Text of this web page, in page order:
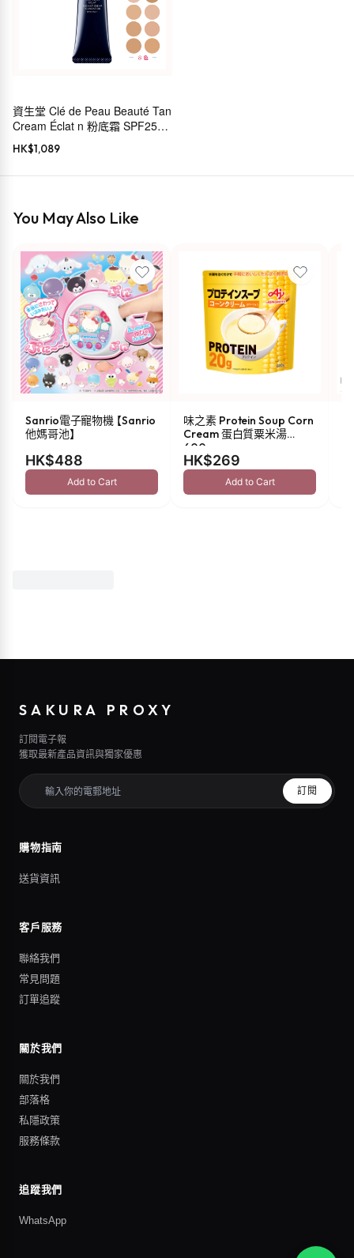
資生堂 Clé de Peau Beauté Tan
Cream Éclat n 粉底霜 SPF25
PA++
HK$1,089
You May Also Like
Sanrio電子寵物機 【Sanrio
他媽哥池】
HK$488
Add to Cart
味之素 Protein Soup Corn
Cream 蛋白質粟米湯
600g
HK$269
Add to Cart
SAKURA PROXY
訂閱電子報
獲取最新產品資訊與獨家優惠
訂閱
購物指南
送貨資訊
客戶服務
聯絡我們
常見問題
訂單追蹤
關於我們
關於我們
部落格
私隱政策
服務條款
追蹤我們
WhatsApp